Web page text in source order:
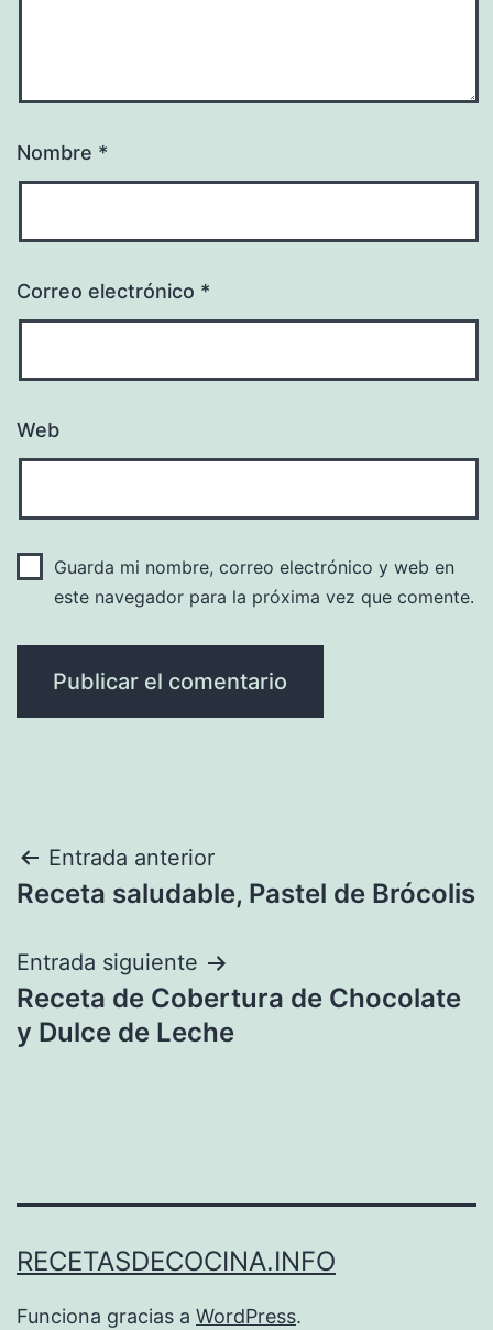
Nombre *
Correo electrónico *
Web
Guarda mi nombre, correo electrónico y web en
este navegador para la próxima vez que comente.
Navegación
de
entradas
Entrada anterior
Receta saludable, Pastel de Brócolis
Entrada siguiente
Receta de Cobertura de Chocolate
y Dulce de Leche
RECETASDECOCINA.INFO
Funciona gracias a WordPress.